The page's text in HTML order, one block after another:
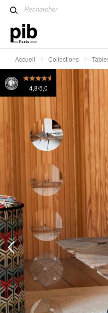
Grande table
Accueil Collections
4,8/5,0